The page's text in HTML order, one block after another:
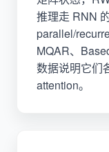
推理走 RNN
parallel/
MQAR、
数据说明它们
attention。